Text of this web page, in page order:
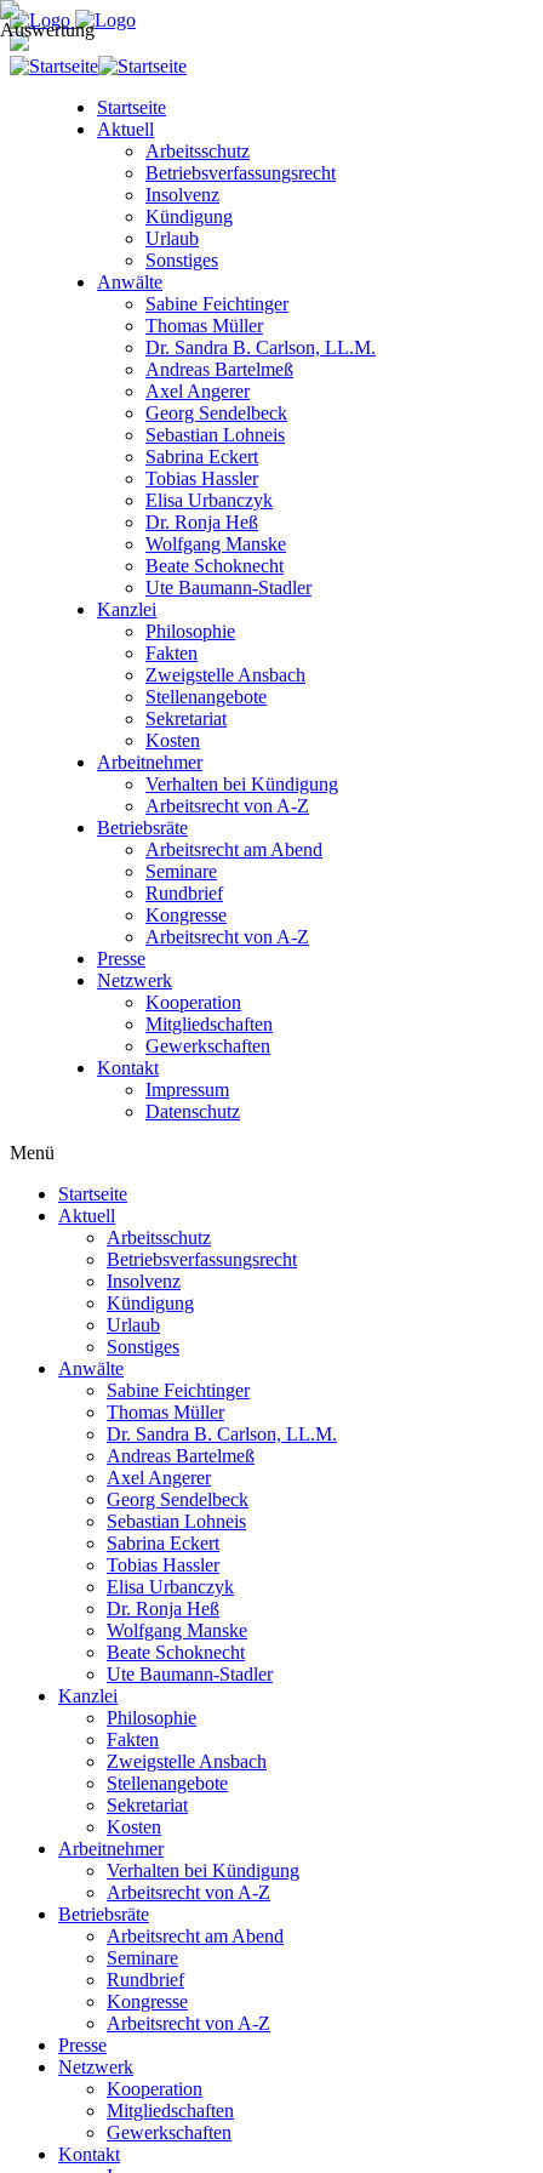
Startseite
Aktuell
Arbeitsschutz
Betriebsverfassungsrecht
Insolvenz
Kündigung
Urlaub
Sonstiges
Anwälte
Sabine Feichtinger
Thomas Müller
Dr. Sandra B. Carlson, LL.M.
Andreas Bartelmeß
Axel Angerer
Georg Sendelbeck
Sebastian Lohneis
Sabrina Eckert
Tobias Hassler
Elisa Urbanczyk
Dr. Ronja Heß
Wolfgang Manske
Beate Schoknecht
Ute Baumann-Stadler
Kanzlei
Philosophie
Fakten
Zweigstelle Ansbach
Stellenangebote
Sekretariat
Kosten
Arbeitnehmer
Verhalten bei Kündigung
Arbeitsrecht von A-Z
Betriebsräte
Arbeitsrecht am Abend
Seminare
Rundbrief
Kongresse
Arbeitsrecht von A-Z
Presse
Netzwerk
Kooperation
Mitgliedschaften
Gewerkschaften
Kontakt
Impressum
Datenschutz
Menü
Startseite
Aktuell
Arbeitsschutz
Betriebsverfassungsrecht
Insolvenz
Kündigung
Urlaub
Sonstiges
Anwälte
Sabine Feichtinger
Thomas Müller
Dr. Sandra B. Carlson, LL.M.
Andreas Bartelmeß
Axel Angerer
Georg Sendelbeck
Sebastian Lohneis
Sabrina Eckert
Tobias Hassler
Elisa Urbanczyk
Dr. Ronja Heß
Wolfgang Manske
Beate Schoknecht
Ute Baumann-Stadler
Kanzlei
Philosophie
Fakten
Zweigstelle Ansbach
Stellenangebote
Sekretariat
Kosten
Arbeitnehmer
Verhalten bei Kündigung
Arbeitsrecht von A-Z
Betriebsräte
Arbeitsrecht am Abend
Seminare
Rundbrief
Kongresse
Arbeitsrecht von A-Z
Presse
Netzwerk
Kooperation
Mitgliedschaften
Gewerkschaften
Kontakt